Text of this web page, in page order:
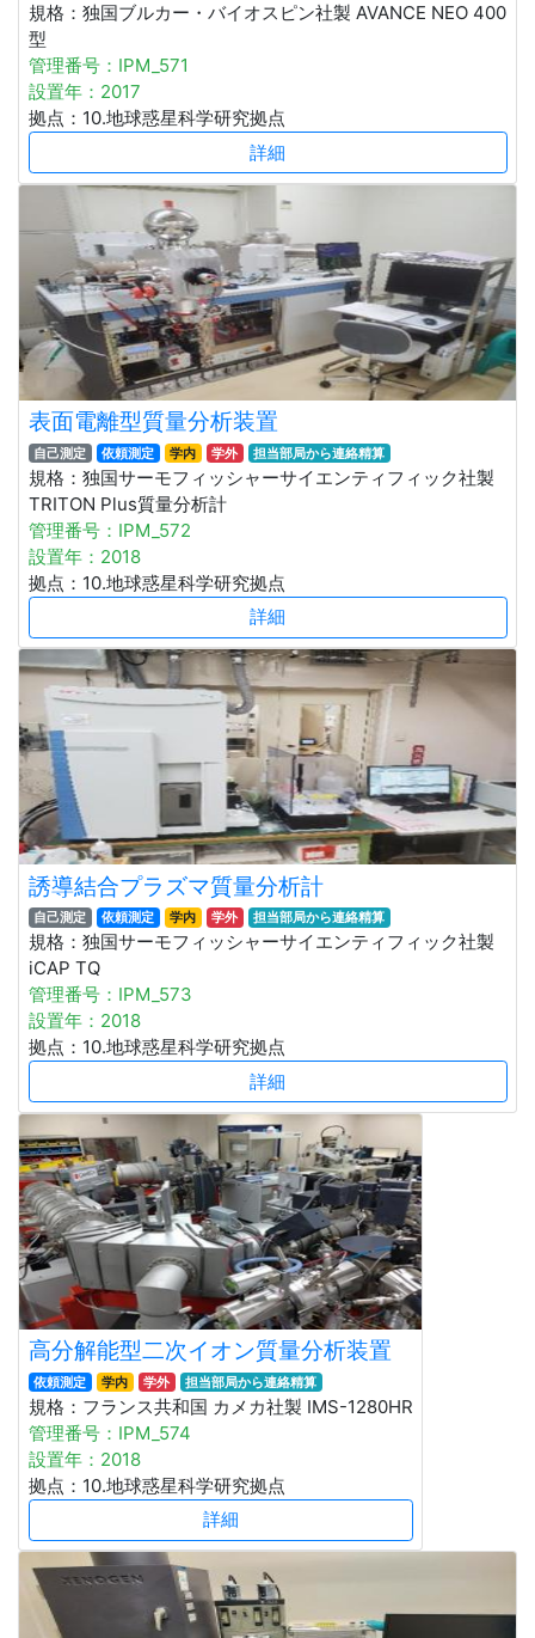
規格：独国ブルカー・バイオスピン社製 AVANCE NEO 400
型
管理番号：IPM_571
設置年：2017
拠点：10.地球惑星科学研究拠点
詳細
表面電離型質量分析装置
自己測定 依頼測定 学内 学外 担当部局から連絡精算
規格：独国サーモフィッシャーサイエンティフィック社製
TRITON Plus質量分析計
管理番号：IPM_572
設置年：2018
拠点：10.地球惑星科学研究拠点
詳細
誘導結合プラズマ質量分析計
自己測定 依頼測定 学内 学外 担当部局から連絡精算
規格：独国サーモフィッシャーサイエンティフィック社製
iCAP TQ
管理番号：IPM_573
設置年：2018
拠点：10.地球惑星科学研究拠点
詳細
高分解能型二次イオン質量分析装置
依頼測定 学内 学外 担当部局から連絡精算
規格：フランス共和国 カメカ社製 IMS-1280HR
管理番号：IPM_574
設置年：2018
拠点：10.地球惑星科学研究拠点
詳細